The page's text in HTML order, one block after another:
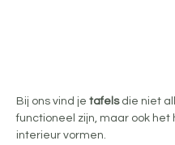
Bij ons vind je tafels die niet
functioneel zijn, maar ook het
interieur vormen.